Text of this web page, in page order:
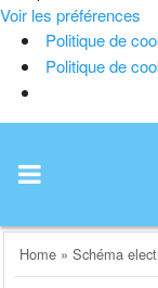
Voir les préférences
Politique de
Politique de
content
Home »Schéma